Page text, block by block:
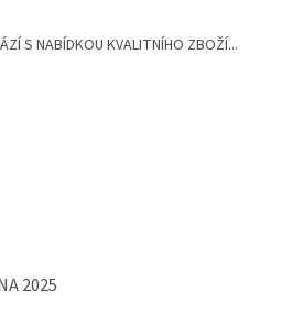
S NABÍDKOU KVALITNÍHO ZBOŽÍ...
2025